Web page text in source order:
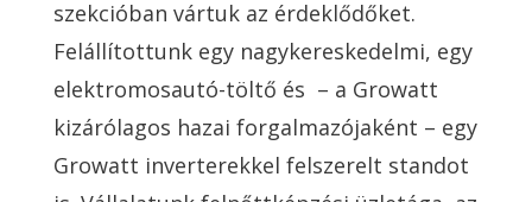
szekcióban vártuk az érdeklődőket.
Felállítottunk egy nagykereskedelmi, egy
elektromosautó-töltő és – a Growatt
kizárólagos hazai forgalmazójaként – egy
Growatt inverterekkel felszerelt standot